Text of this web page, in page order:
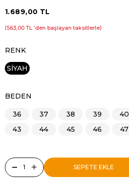
1.689,00 TL
563,00 TL 'den başlayan taksitlerle
RENK
SİYAH
BEDEN
36 37 38 39 40
43
44 45 46 47